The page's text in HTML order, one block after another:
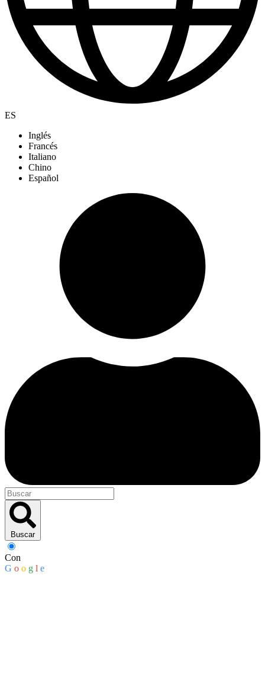
ES
Inglés
Francés
Italiano
Chino
Español
Buscar
Con
G o o g l e